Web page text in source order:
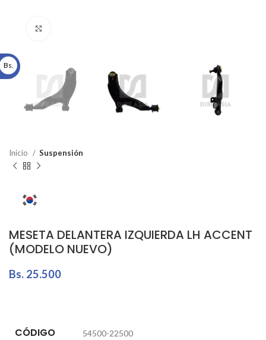
Inicio Suspensión
MESETA DELANTERA IZQUIERDA LH ACCENT
(MODELO NUEVO)
Bs. 25.500
CÓDIGO 54500-22500
Bs.